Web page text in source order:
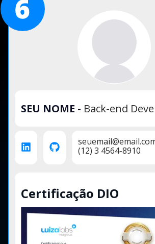
SEU NOME - Back-end
(12) 3 4564-8910
Certificação DIO